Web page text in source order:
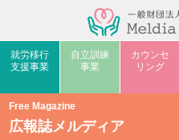
就労移行
支援事業
自立訓練
事業
カウンセ
リング
Free Magazine
広報誌メルディア